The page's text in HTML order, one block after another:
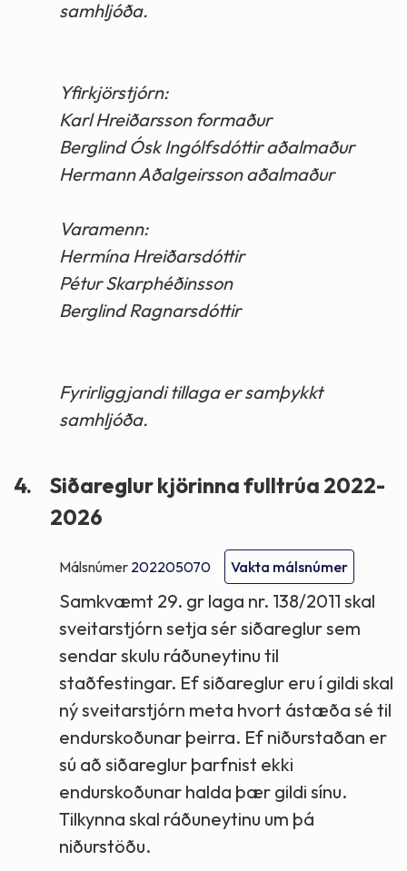
samhljóða.
Yfirkjörstjórn:
Karl Hreiðarsson formaður
Berglind Ósk Ingólfsdóttir aðalmaður
Hermann Aðalgeirsson aðalmaður
Varamenn:
Hermína Hreiðarsdóttir
Pétur Skarphéðinsson
Berglind Ragnarsdóttir
Fyrirliggjandi tillaga er samþykkt
samhljóða.
4.
Siðareglur kjörinna fulltrúa 2022-
2026
Málsnúmer 202205070 Vakta málsnúmer
Samkvæmt 29. gr laga nr. 138/2011 skal
sveitarstjórn setja sér siðareglur sem
sendar skulu ráðuneytinu til
staðfestingar. Ef siðareglur eru í gildi skal
ný sveitarstjórn meta hvort ástæða sé til
endurskoðunar þeirra. Ef niðurstaðan er
sú að siðareglur þarfnist ekki
endurskoðunar halda þær gildi sínu.
Tilkynna skal ráðuneytinu um þá
niðurstöðu.